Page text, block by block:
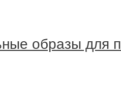
образы для